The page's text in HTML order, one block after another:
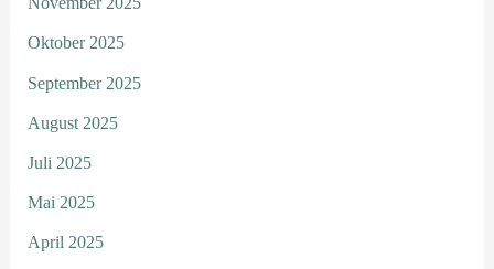
Oktober 2025
September 2025
August 2025
Juli 2025
Mai 2025
April 2025